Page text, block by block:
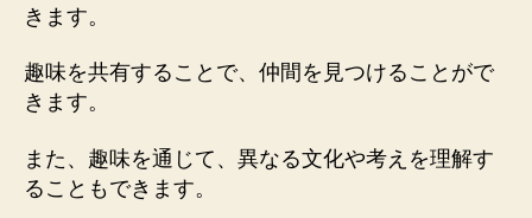
きます。
趣味を共有することで、仲間を見つけることがで
きます。
また、趣味を通じて、異なる文化や考えを理解す
ることもできます。